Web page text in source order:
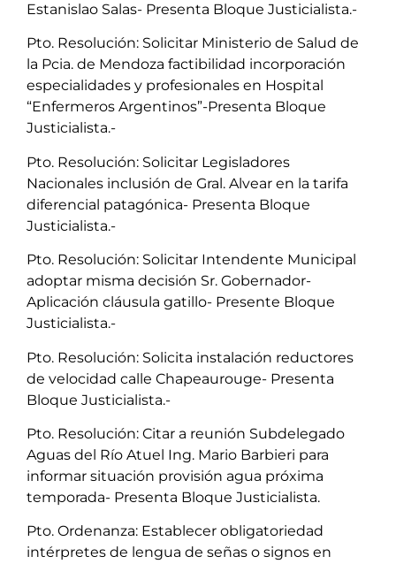
Estanislao Salas- Presenta Bloque Justicialista.-
Pto. Resolución: Solicitar Ministerio de Salud de
la Pcia. de Mendoza factibilidad incorporación
especialidades y profesionales en Hospital
“Enfermeros Argentinos”-Presenta Bloque
Justicialista.-
Pto. Resolución: Solicitar Legisladores
Nacionales inclusión de Gral. Alvear en la tarifa
diferencial patagónica- Presenta Bloque
Justicialista.-
Pto. Resolución: Solicitar Intendente Municipal
adoptar misma decisión Sr. Gobernador-
Aplicación cláusula gatillo- Presente Bloque
Justicialista.-
Pto. Resolución: Solicita instalación reductores
de velocidad calle Chapeaurouge- Presenta
Bloque Justicialista.-
Pto. Resolución: Citar a reunión Subdelegado
Aguas del Río Atuel Ing. Mario Barbieri para
informar situación provisión agua próxima
temporada- Presenta Bloque Justicialista.
Pto. Ordenanza: Establecer obligatoriedad
intérpretes de lengua de señas o signos en